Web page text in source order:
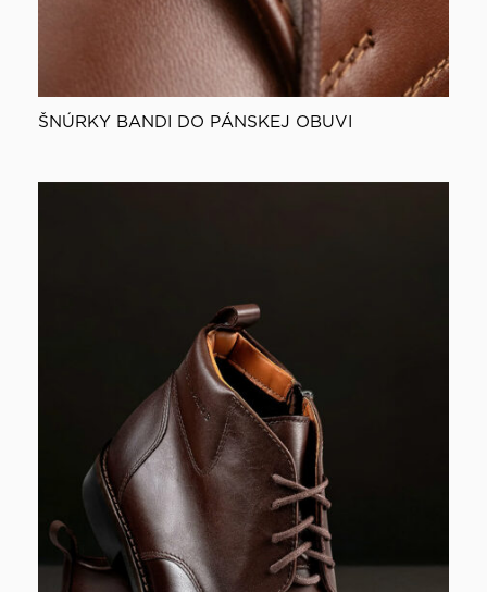
ŠNÚRKY BANDI DO PÁNSKEJ OBUVI